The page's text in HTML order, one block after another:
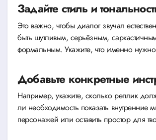
Задайте стиль и
Это важно, чтобы диалог звучал
быть шутливым, серьёзным,
формальным. Укажите, что именно
Добавьте конкретные
Например, укажите, сколько реплик
ли необходимость показать внутренние
персонажей или оставить простор для